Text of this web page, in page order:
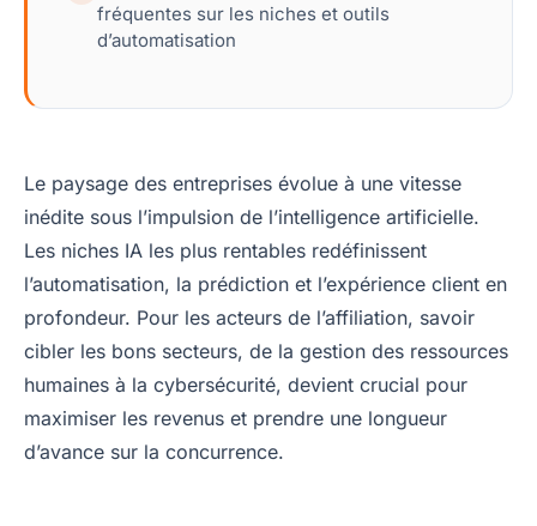
fréquentes sur les niches et outils
d’automatisation
Le paysage des entreprises évolue à une vitesse
inédite sous l’impulsion de l’intelligence artificielle.
Les niches IA les plus rentables redéfinissent
l’automatisation, la prédiction et l’expérience client en
profondeur. Pour les acteurs de l’affiliation, savoir
cibler les bons secteurs, de la gestion des ressources
humaines à la cybersécurité, devient crucial pour
maximiser les revenus et prendre une longueur
d’avance sur la concurrence.